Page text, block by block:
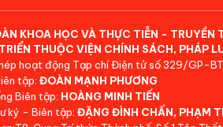
KHOA HỌC VÀ THỰC TIỄN - TRUYỀN
THUỘC VIỆN CHÍNH SÁCH, PHÁP
hoạt động Tạp chí Điện tử số 329/GP-
tập: ĐOÀN MẠNH PHƯƠNG
Biên tập: HOÀNG MINH TIẾN
ký - Biên tập: ĐẶNG ĐÌNH CHẤN, PHẠM